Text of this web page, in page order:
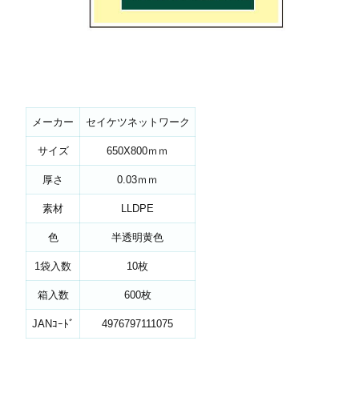
メーカー セイケツネットワーク
サイズ 650X800ｍｍ
厚さ 0.03ｍｍ
素材 LLDPE
色 半透明黄色
1袋入数 10枚
箱入数 600枚
JANｺｰﾄﾞ 4976797111075